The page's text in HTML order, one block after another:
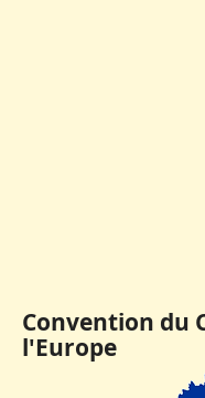
Convention du
l'Europe